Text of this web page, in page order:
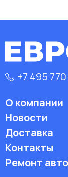
+7 495
О компании
Новости
Доставка
Контакты
Ремонт